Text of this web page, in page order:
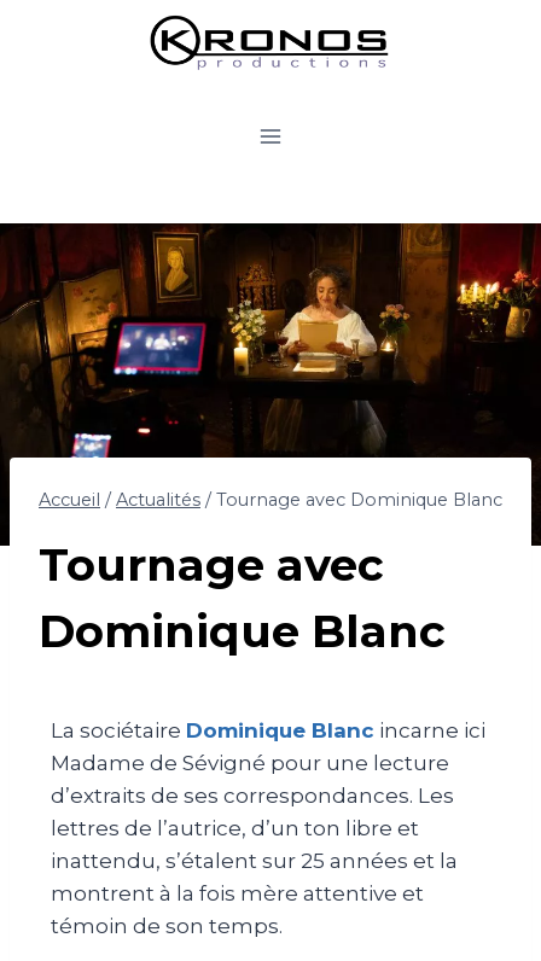
Accueil / Actualités / Tournage avec Dominique Blanc
Tournage avec
Dominique Blanc
La sociétaire Dominique Blanc incarne ici
Madame de Sévigné pour une lecture
d’extraits de ses correspondances. Les
lettres de l’autrice, d’un ton libre et
inattendu, s’étalent sur 25 années et la
montrent à la fois mère attentive et
témoin de son temps.